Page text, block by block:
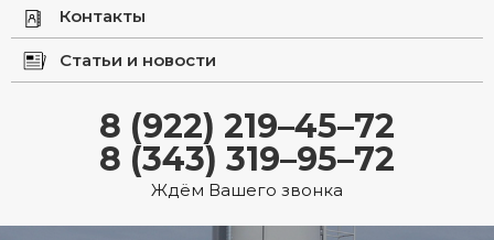
Контакты
Статьи и новости
8 (922) 219–45–72
8 (343) 319–95–72
Ждём Вашего звонка